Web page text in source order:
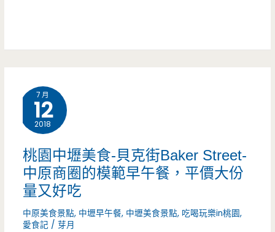
等
烤
門
店-
整
整
60
顆
7 月
12
2018
桃園中壢美食-貝克街Baker Street-
中原商圈的模範早午餐，平價大份
量又好吃
中原美食景點, 中壢早午餐, 中壢美食景點, 吃喝玩樂in桃園,
愛食記 /芽月